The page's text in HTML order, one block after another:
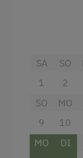
Dusche
SA
1
SO
2
SO
9
MO
10
MO
DI